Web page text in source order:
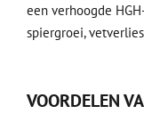
een verhoogde
spiergroei,
VOORDELEN